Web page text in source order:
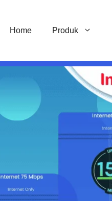
Home Produk